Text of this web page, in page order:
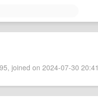
joined on 2024-07-30